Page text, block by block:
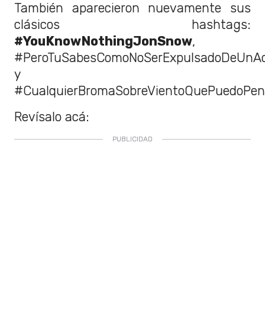
También aparecieron nuevamente sus
clásicos hashtags:
#YouKnowNothingJonSnow,
y
Revísalo acá: